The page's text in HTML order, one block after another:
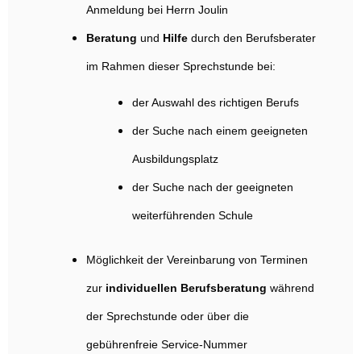
Anmeldung bei Herrn Joulin
Beratung und Hilfe durch den Berufsberater
im Rahmen dieser Sprechstunde bei:
der Auswahl des richtigen Berufs
der Suche nach einem geeigneten
Ausbildungsplatz
der Suche nach der geeigneten
weiterführenden Schule
Möglichkeit der Vereinbarung von Terminen
zur individuellen Berufsberatung während
der Sprechstunde oder über die
gebührenfreie Service-Nummer